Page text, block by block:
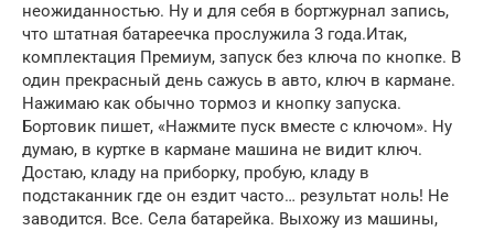
неожиданностью. Ну и для себя в бортжурнал запись,
что штатная батареечка прослужила 3 года.Итак,
комплектация Премиум, запуск без ключа по кнопке. В
один прекрасный день сажусь в авто, ключ в кармане.
Нажимаю как обычно тормоз и кнопку запуска.
Бортовик пишет, «Нажмите пуск вместе с ключом». Ну
думаю, в куртке в кармане машина не видит ключ.
Достаю, кладу на приборку, пробую, кладу в
подстаканник где он ездит часто… результат ноль! Не
заводится. Все. Села батарейка. Выхожу из машины,